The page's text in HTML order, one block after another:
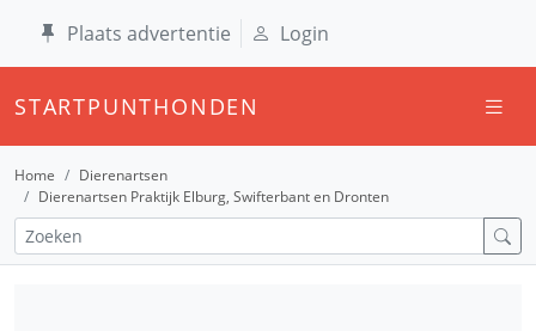
Plaats advertentie Login
STARTPUNTHONDEN
Home
Dierenartsen
Dierenartsen Praktijk Elburg, Swifterbant en Dronten